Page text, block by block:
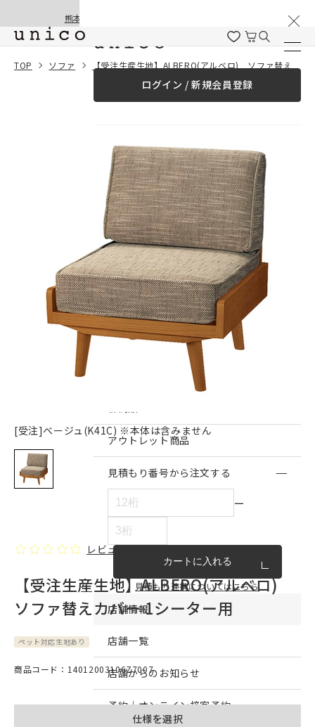
熊本地震の影響による配送遅延と停止について
ログイン / 新規会員登録
商品カテゴリー一覧
家具
カーテン
ラグ
ファブリック雑貨
インテリア雑貨・その他
アウトレット商品
見積もり番号から注文する
ー
カートに入れる
見積もり連携についてはこちら
店舗情報
店舗一覧
店舗からのお知らせ
予約｜オンライン接客予約
TOP ソファ 【受注生産生地】ALBERO(アルベロ) ソファ替えカバー 1シーター用
一緒に購入する
[受注]ベージュ(K41C) ※本体は含みません
レビューを書く
【受注生産生地】ALBERO(アルベロ)
ソファ替えカバー 1シーター用
ペット対応生地あり
商品コード：14012003106Z7007
仕様を選択